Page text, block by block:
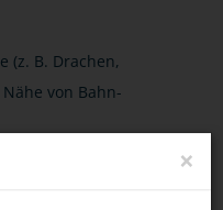
(z. B. Drachen,
von Bahn-
ferngesteuerte
×